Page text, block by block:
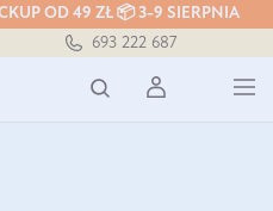
OD 49 ZŁ 📦 3-9 SIERPNIA
693 222 687